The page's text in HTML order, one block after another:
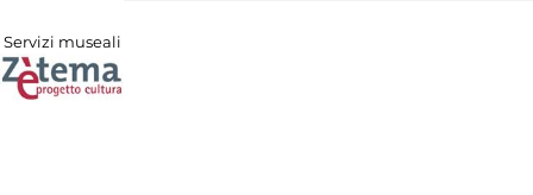
Servizi museali